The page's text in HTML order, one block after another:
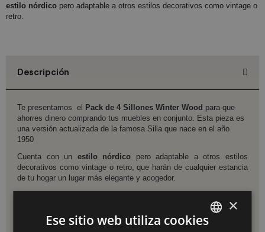
estilo nórdicopero adaptable a otros estilos decorativos como vintage o
retro.
Descripción
Te presentamos el Pack de 4 Sillones Winter Wood para que
ahorres dinero comprando tus muebles en conjunto. Esta pieza es
una versión actualizada de la famosa Silla que nace en el año
1950
Cuenta con un estilo nórdico pero adaptable a otros estilos
decorativos como vintage o retro, que harán de cualquier estancia
de tu hogar un lugar más elegante y acogedor.
haya y un asiento semicircular en polipropileno mate de alta
calidad disponible en cinco colores diferentes: blanco, negro,
rosa y aguamarina.
×
Ese sitio web utiliza cookies